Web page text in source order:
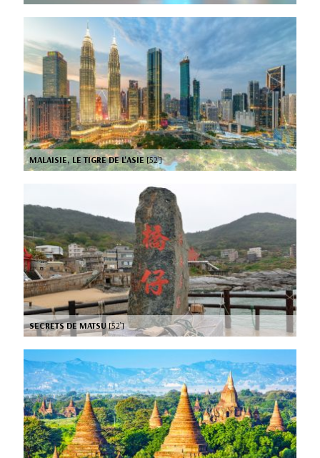
MALAISIE, LE TIGRE DE L'ASIE[52’]
SECRETS DE MATSU [52’]